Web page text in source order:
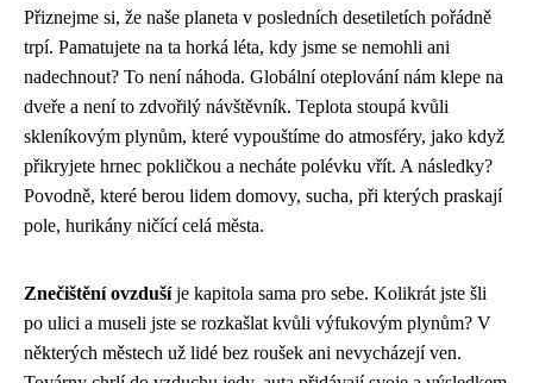
Přiznejme si, že naše planeta v posledních desetiletích pořádně
trpí. Pamatujete na ta horká léta, kdy jsme se nemohli ani
nadechnout? To není náhoda. Globální oteplování nám klepe na
dveře a není to zdvořilý návštěvník. Teplota stoupá kvůli
skleníkovým plynům, které vypouštíme do atmosféry, jako když
přikryjete hrnec pokličkou a necháte polévku vřít. A následky?
Povodně, které berou lidem domovy, sucha, při kterých praskají
pole, hurikány ničící celá města.
Znečištění ovzdušíje kapitola sama pro sebe. Kolikrát jste šli
po ulici a museli jste se rozkašlat kvůli výfukovým plynům? V
některých městech už lidé bez roušek ani nevycházejí ven.